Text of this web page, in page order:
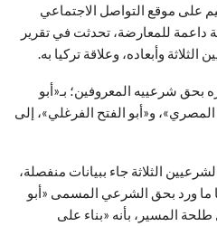
على موقع التواصل الاجتماعي
داعمة للمعارضة، تحدثت في تقرير
وأبعاده، وعلاقة تركيا به.
بحق شرعييه المعروفين؛ بـ«أبو
و«أبو الفتح الفرغلي»، إلى
الثلاثة جاء ببيانات منفصلة،
ما ورد بحق الشرعي المسمى «أبو
المسير، بأنه «بناء على